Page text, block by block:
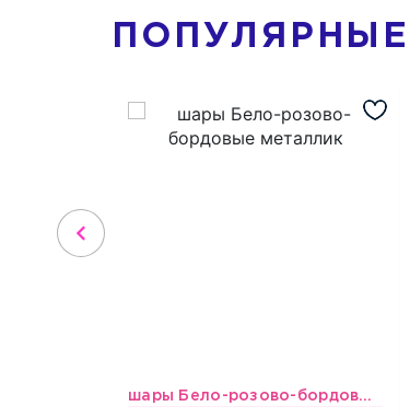
ПОПУЛЯРНЫЕ
шары Бело-розово-бордовые металлик
1697